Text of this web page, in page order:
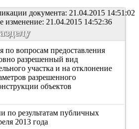
документа: 21.04.2015 14:51:02
изменение: 21.04.2015 14:52:36
вопросам предоставления
разрешенный вид
участка и на отклонение
разрешенного
объектов
по результатам публичных
2013 года